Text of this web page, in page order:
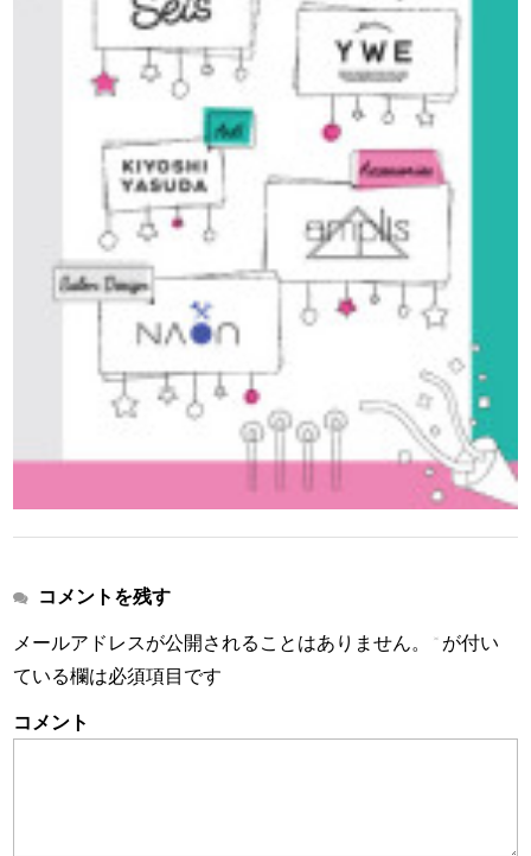
コメントを残す
メールアドレスが公開されることはありません。 * が付い
ている欄は必須項目です
コメント